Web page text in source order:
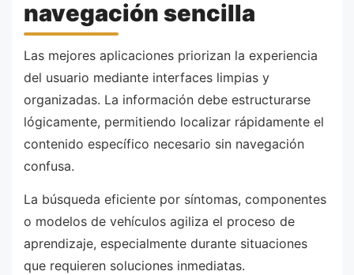
navegación sencilla
Las mejores aplicaciones priorizan la experiencia
del usuario mediante interfaces limpias y
organizadas. La información debe estructurarse
lógicamente, permitiendo localizar rápidamente el
contenido específico necesario sin navegación
confusa.
La búsqueda eficiente por síntomas, componentes
o modelos de vehículos agiliza el proceso de
aprendizaje, especialmente durante situaciones
que requieren soluciones inmediatas.